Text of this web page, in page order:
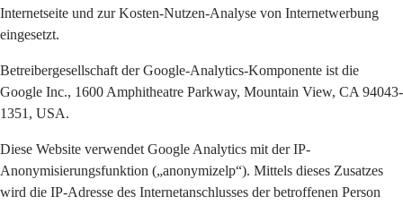
Internetseite und zur Kosten-Nutzen-Analyse von Internetwerbung
eingesetzt.
Betreibergesellschaft der Google-Analytics-Komponente ist die
Google Inc., 1600 Amphitheatre Parkway, Mountain View, CA 94043-
1351, USA.
Diese Website verwendet Google Analytics mit der IP-
Anonymisierungsfunktion („anonymizelp“). Mittels dieses Zusatzes
wird die IP-Adresse des Internetanschlusses der betroffenen Person